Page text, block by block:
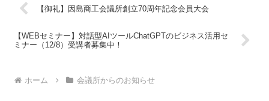
【御礼】因島商工会議所創立70周年記念会員大会
【WEBセミナー】対話型AIツールChatGPTのビジネス活用セ
ミナー（12/8）受講者募集中！
ホーム 会議所からのお知らせ